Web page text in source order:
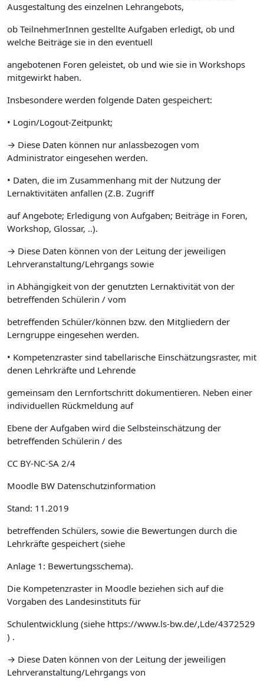
Ausgestaltung des einzelnen Lehrangebots,
ob TeilnehmerInnen gestellte Aufgaben erledigt, ob und
welche Beiträge sie in den eventuell
angebotenen Foren geleistet, ob und wie sie in Workshops
mitgewirkt haben.
Insbesondere werden folgende Daten gespeichert:
• Login/Logout-Zeitpunkt;
→ Diese Daten können nur anlassbezogen vom
Administrator eingesehen werden.
• Daten, die im Zusammenhang mit der Nutzung der
Lernaktivitäten anfallen (Z.B. Zugriff
auf Angebote; Erledigung von Aufgaben; Beiträge in Foren,
Workshop, Glossar, ..).
→ Diese Daten können von der Leitung der jeweiligen
Lehrveranstaltung/Lehrgangs sowie
in Abhängigkeit von der genutzten Lernaktivität von der
betreffenden Schülerin / vom
betreffenden Schüler/können bzw. den Mitgliedern der
Lerngruppe eingesehen werden.
• Kompetenzraster sind tabellarische Einschätzungsraster, mit
denen Lehrkräfte und Lehrende
gemeinsam den Lernfortschritt dokumentieren. Neben einer
individuellen Rückmeldung auf
Ebene der Aufgaben wird die Selbsteinschätzung der
betreffenden Schülerin / des
CC BY-NC-SA 2/4
Moodle BW Datenschutzinformation
Stand: 11.2019
betreffenden Schülers, sowie die Bewertungen durch die
Lehrkräfte gespeichert (siehe
Anlage 1: Bewertungsschema).
Die Kompetenzraster in Moodle beziehen sich auf die
Vorgaben des Landesinstituts für
Schulentwicklung (siehe https://www.ls-bw.de/,Lde/4372529
) .
→ Diese Daten können von der Leitung der jeweiligen
Lehrveranstaltung/Lehrgangs von